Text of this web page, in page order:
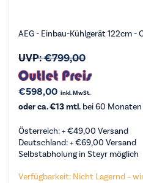
AEG - Einbau-Kühlgerät 122cm -
UVP:€799,00
€598,00 inkl. MwSt.
oder ca. €13 mtl. bei 60
Österreich: +€49,00 Versand
Deutschland: +€69,00 Versand
Selbstabholung in Steyr möglich
Verfügbarkeit: Nicht Lagernd –